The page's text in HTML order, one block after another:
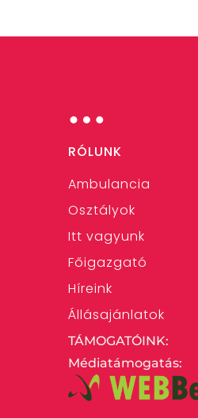
…
RÓLUNK
Ambulancia
Osztályok
Itt vagyunk
Főigazgató
Híreink
Állásajánlatok
TÁMOGATÓINK:
Médiatámogatás: